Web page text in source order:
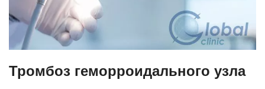
Тромбоз геморроидального узла